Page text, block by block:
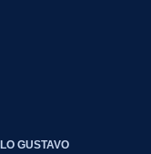
GUSTAVO